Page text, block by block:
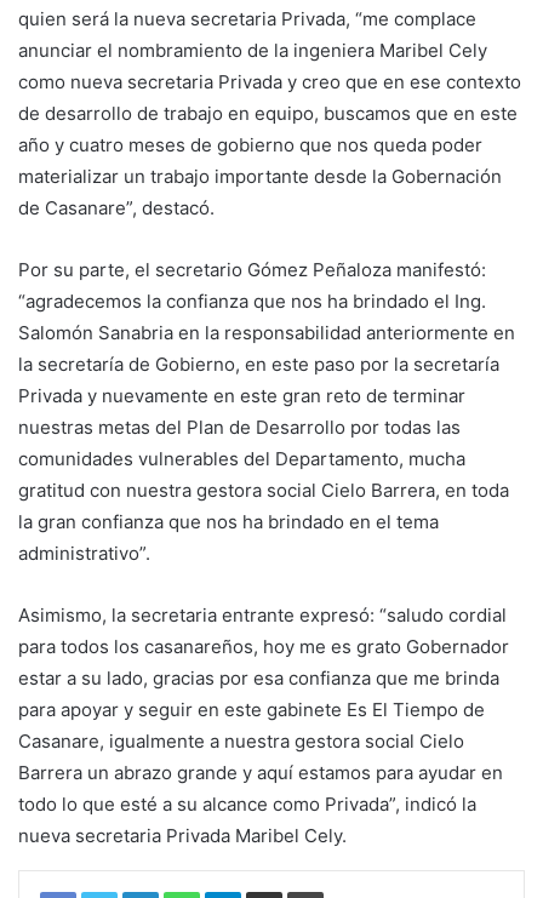
quien será la nueva secretaria Privada, “me complace
anunciar el nombramiento de la ingeniera Maribel Cely
como nueva secretaria Privada y creo que en ese contexto
de desarrollo de trabajo en equipo, buscamos que en este
año y cuatro meses de gobierno que nos queda poder
materializar un trabajo importante desde la Gobernación
de Casanare”, destacó.
Por su parte, el secretario Gómez Peñaloza manifestó:
“agradecemos la confianza que nos ha brindado el Ing.
Salomón Sanabria en la responsabilidad anteriormente en
la secretaría de Gobierno, en este paso por la secretaría
Privada y nuevamente en este gran reto de terminar
nuestras metas del Plan de Desarrollo por todas las
comunidades vulnerables del Departamento, mucha
gratitud con nuestra gestora social Cielo Barrera, en toda
la gran confianza que nos ha brindado en el tema
administrativo”.
Asimismo, la secretaria entrante expresó: “saludo cordial
para todos los casanareños, hoy me es grato Gobernador
estar a su lado, gracias por esa confianza que me brinda
para apoyar y seguir en este gabinete Es El Tiempo de
Casanare, igualmente a nuestra gestora social Cielo
Barrera un abrazo grande y aquí estamos para ayudar en
todo lo que esté a su alcance como Privada”, indicó la
nueva secretaria Privada Maribel Cely.